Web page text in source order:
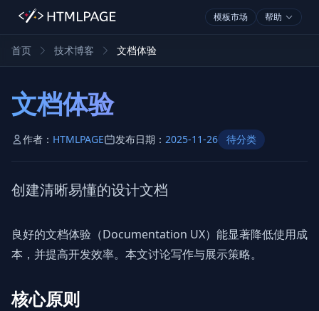
模板市场 帮助
首页 技术博客 文档体验
文档体验
作者： HTMLPAGE 发布日期： 2025-11-26 待分类
创建清晰易懂的设计文档
良好的文档体验（Documentation UX）能显著降低使用成
本，并提高开发效率。本文讨论写作与展示策略。
核心原则